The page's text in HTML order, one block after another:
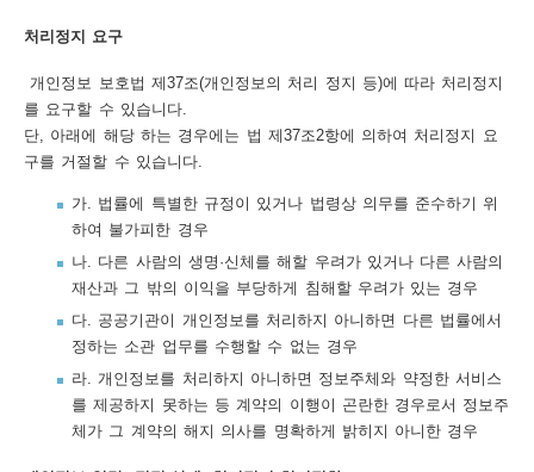
처리정지 요구
개인정보 보호법 제37조(개인정보의 처리 정지 등)에 따라 처리정지
를 요구할 수 있습니다.
단, 아래에 해당 하는 경우에는 법 제37조2항에 의하여 처리정지 요
구를 거절할 수 있습니다.
가. 법률에 특별한 규정이 있거나 법령상 의무를 준수하기 위
하여 불가피한 경우
나. 다른 사람의 생명·신체를 해할 우려가 있거나 다른 사람의
재산과 그 밖의 이익을 부당하게 침해할 우려가 있는 경우
다. 공공기관이 개인정보를 처리하지 아니하면 다른 법률에서
정하는 소관 업무를 수행할 수 없는 경우
라. 개인정보를 처리하지 아니하면 정보주체와 약정한 서비스
를 제공하지 못하는 등 계약의 이행이 곤란한 경우로서 정보주
체가 그 계약의 해지 의사를 명확하게 밝히지 아니한 경우